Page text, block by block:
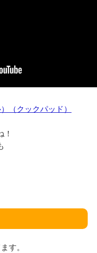
（クックパッド）
す。